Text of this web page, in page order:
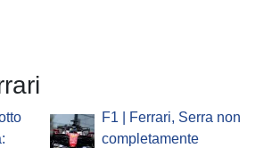
F1 | Ferrari, Serra non
completamente